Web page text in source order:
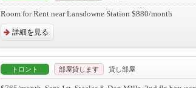
Room for Rent near Lansdowne Station $880/month
詳細を見る
トロント 部屋貸します 貸し部屋